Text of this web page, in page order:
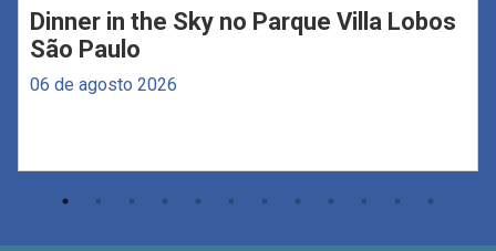
Dinner in the Sky no Parque Villa Lobos
São Paulo
06 de agosto 2026